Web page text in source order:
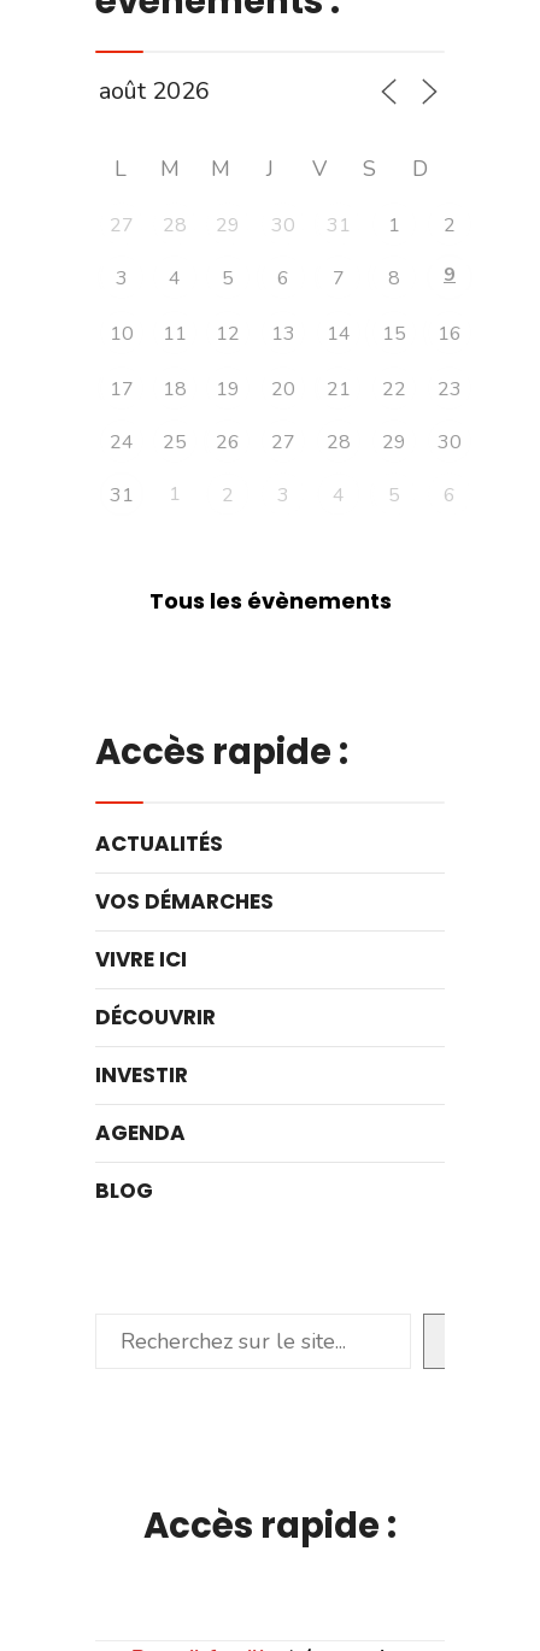
L M M J V S D
27 28 29 30 31 1
2
3
4 5 6 7 8 9
10 11 12 13 14 15 16
17 18 19 20 21 22
23
24
25 26 27 28 29
30
31
1 2 3 4 5 6
Tous les évènements
Accès rapide :
ACTUALITÉS
VOS DÉMARCHES
VIVRE ICI
DÉCOUVRIR
INVESTIR
AGENDA
BLOG
Rechercher
Accès rapide :